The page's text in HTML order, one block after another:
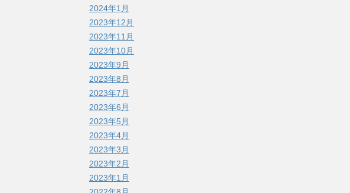
2024年1月
2023年12月
2023年11月
2023年10月
2023年9月
2023年8月
2023年7月
2023年6月
2023年5月
2023年4月
2023年3月
2023年2月
2023年1月